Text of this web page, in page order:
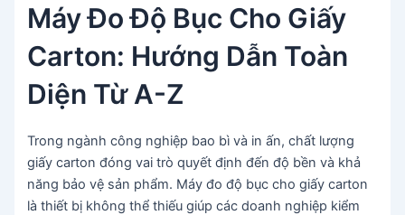
Máy Đo Độ Bục Cho Giấy
Carton: Hướng Dẫn Toàn
Diện Từ A-Z
Trong ngành công nghiệp bao bì và in ấn, chất lượng
giấy carton đóng vai trò quyết định đến độ bền và khả
năng bảo vệ sản phẩm. Máy đo độ bục cho giấy carton
là thiết bị không thể thiếu giúp các doanh nghiệp kiểm